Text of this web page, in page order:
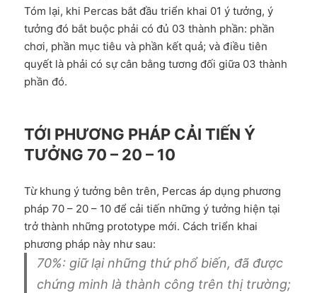
Tóm lại, khi Percas bắt đầu triển khai 01 ý tưởng, ý
tưởng đó bắt buộc phải có đủ 03 thành phần: phần
chơi, phần mục tiêu và phần kết quả; và điều tiên
quyết là phải có sự cân bằng tương đối giữa 03 thành
phần đó.
TỚI PHƯƠNG PHÁP CẢI TIẾN Ý
TƯỞNG 70 – 20 – 10
Từ khung ý tưởng bên trên, Percas áp dụng phương
pháp 70 – 20 – 10 để cải tiến những ý tưởng hiện tại
trở thành những prototype mới. Cách triển khai
phương pháp này như sau:
70%: giữ lại những thứ phổ biến, đã được
chứng minh là thành công trên thị trường;